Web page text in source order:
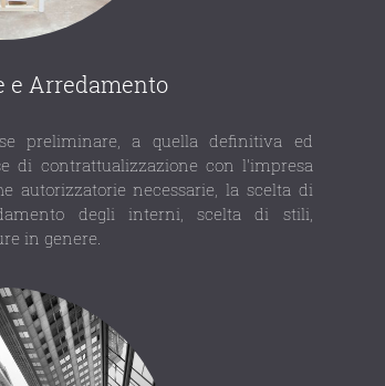
e Arredamento
preliminare, a quella definitiva ed
di contrattualizzazione con l'impresa
autorizzatorie necessarie, la scelta di
degli interni, scelta di stili,
in genere.